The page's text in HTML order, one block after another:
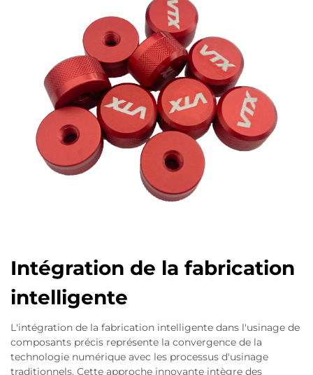
Intégration de la fabrication
intelligente
L'intégration de la fabrication intelligente dans l'usinage de
composants précis représente la convergence de la
technologie numérique avec les processus d'usinage
traditionnels. Cette approche innovante intègre des